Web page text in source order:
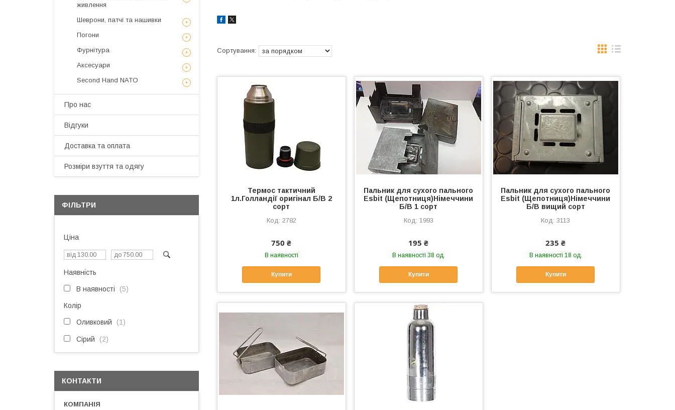
Термос тактичний
1л.Голландії оригінал Б/В 2
сорт
2782
750 ₴
В наявності
Купити
Пальник для сухого пального
Esbit (Щепотниця)Німеччини
Б/В 1 сорт
1993
195 ₴
В наявності 38 од.
Купити
Пальник для сухого пального
Esbit (Щепотниця)Німеччини
Б/В вищий сорт
3113
235 ₴
В наявності 18 од.
Купити
живлення
Шеврони, патчі та нашивки
Погони
Фурнітура
Аксесуари
Second Hand NATO
Про нас
Відгуки
Доставка та оплата
Розміри взуття та одягу
ФІЛЬТРИ
Ціна
Наявність
В наявності 5
Колір
Оливковий 1
Сірий 2
КОНТАКТИ